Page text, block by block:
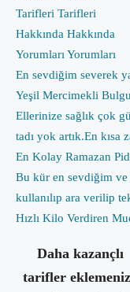
Tarifleri Tarifleri
Hakkında Hakkında
Yorumları Yorumları
En sevdiğim severek
Yeşil Mercimekli
Ellerinize sağlık çok
tadı yok artık.En kısa
En Kolay Ramazan
Bu kür en sevdiğim ve
kullanılıp ara verilip
Hızlı Kilo Verdiren
Daha kazançlı
tarifler